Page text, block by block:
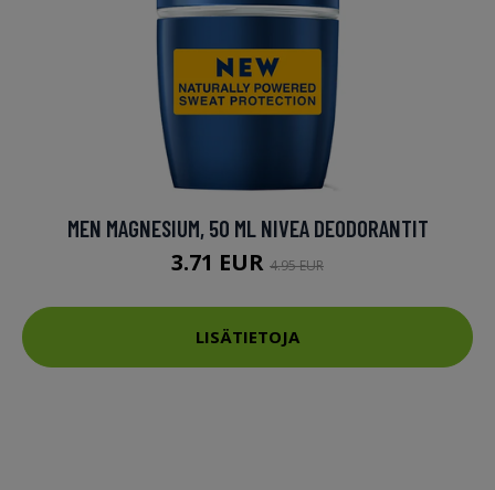
MEN MAGNESIUM, 50 ML NIVEA DEODORANTIT
3.71 EUR 4.95 EUR
LISÄTIETOJA